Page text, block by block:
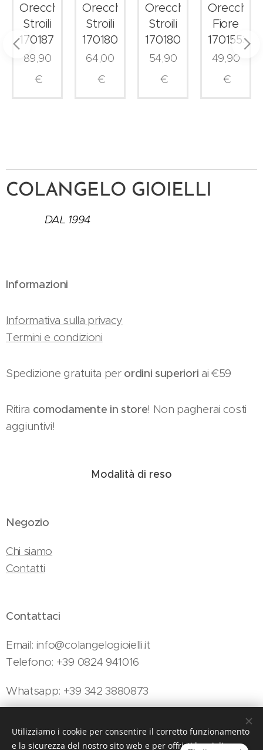
Orecchini
Stroili
1701875
89,90
€
Orecchini
Stroili
1701807
64,00
€
Orecchini
Stroili
1701804
54,90
€
Orecchini
Fiore
1701553
49,90
€
COLANGELO GIOIELLI
DAL 1994
Informazioni
Informativa sulla privacy
Termini e condizioni
Spedizione gratuita perordini superiori ai €59
Ritira comodamente in store! Non pagherai costi
aggiuntivi!
Modalità di reso
Negozio
Chi siamo
Contatti
Contattaci
Email: info@colangelogioielli.it
Telefono: +39 0824 941016
Whatsapp: +39 342 3880873
Colangelo Gioielli - Viale Minieri, 154, Telese Terme, 82037 (BN)
Utilizziamo i cookie per consentire il corretto funzionamento
e la sicurezza del nostro sito web e per offrirti la migliore